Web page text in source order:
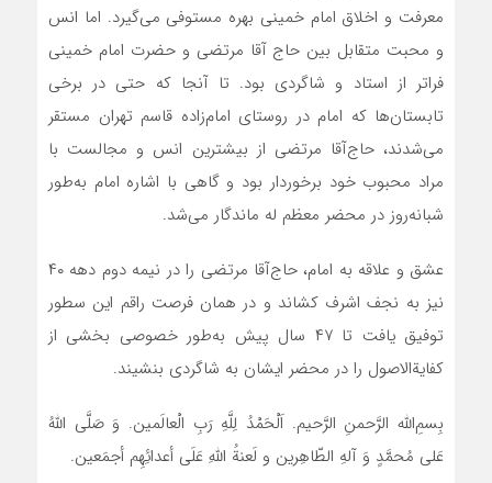
معرفت و اخلاق امام خمینی بهره مستوفی می‌گیرد. اما انس
و محبت متقابل بین حاج آقا مرتضی و حضرت امام خمینی
فراتر از استاد و شاگردی بود. تا آنجا که حتی در برخی
تابستان‌ها که امام در روستای امام‌زاده قاسم تهران مستقر
می‌شدند، حاج‌آقا مرتضی از بیشترین انس و مجالست با
مراد محبوب خود برخوردار بود و گاهی با اشاره امام به‌طور
شبانه‌روز در محضر معظم له ماندگار می‌شد.
عشق و علاقه به امام، حاج‌آقا مرتضی را در نیمه دوم دهه ۴۰
نیز به نجف اشرف کشاند و در همان فرصت راقم این سطور
توفیق یافت تا ۴۷ سال پیش به‌طور خصوصی بخشی از
کفایةالاصول را در محضر ایشان به شاگردی بنشیند.
بِسمِ‌اللّه الرَّحمنِ الرَّحیم. اَلْحَمْدُ لِلَّهِ رَبِ الْعالَمین. وَ صَلَّی اللهُ
عَلی مُحمَّدٍ وَ آلهِ الطّاهِرین و لَعنةُ اللهِ عَلَی أعدائِهِم أجمَعین.